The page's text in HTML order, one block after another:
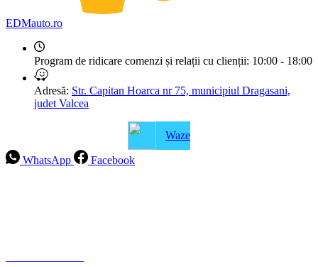
EDMauto.ro
Program de ridicare comenzi și relații cu clienții: 10:00 - 18:00
Adresă: Str. Capitan Hoarca nr 75, municipiul Dragasani,
judet Valcea
Waze
WhatsApp
Facebook